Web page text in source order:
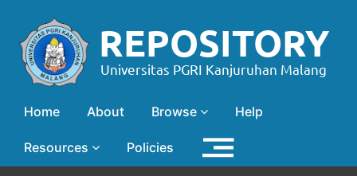
Home About Browse Help
Resources Policies